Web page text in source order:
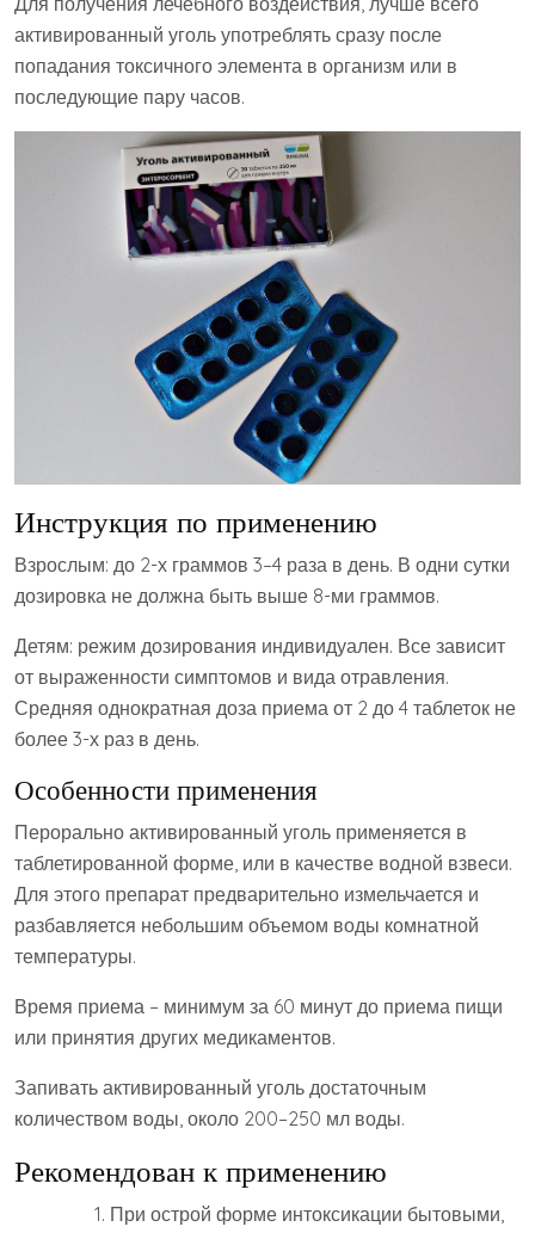
активированный уголь употреблять сразу после
попадания токсичного элемента в организм или в
последующие пару часов.
Инструкция по применению
Взрослым: до 2-х граммов 3–4 раза в день. В одни сутки
дозировка не должна быть выше 8-ми граммов.
Детям: режим дозирования индивидуален. Все зависит
от выраженности симптомов и вида отравления.
Средняя однократная доза приема от 2 до 4 таблеток не
более 3-х раз в день.
Особенности применения
Перорально активированный уголь применяется в
таблетированной форме, или в качестве водной взвеси.
Для этого препарат предварительно измельчается и
разбавляется небольшим объемом воды комнатной
температуры.
Время приема – минимум за 60 минут до приема пищи
или принятия других медикаментов.
Запивать активированный уголь достаточным
количеством воды, около 200–250 мл воды.
Рекомендован к применению
При острой форме интоксикации бытовыми,